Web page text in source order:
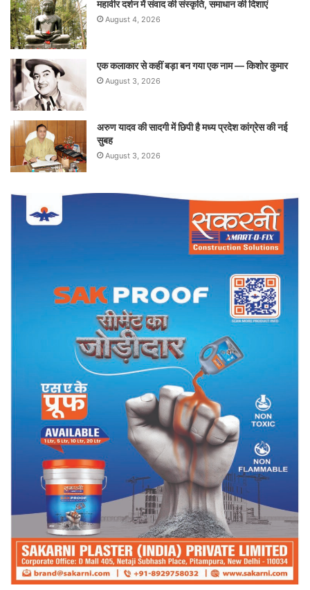
महावीर दर्शन में संवाद की संस्कृति, समाधान की दिशाएं
August 4, 2026
एक कलाकार से कहीं बड़ा बन गया एक नाम — किशोर कुमार
August 3, 2026
अरुण यादव की सादगी में छिपी है मध्य प्रदेश कांग्रेस की नई
सुबह
August 3, 2026